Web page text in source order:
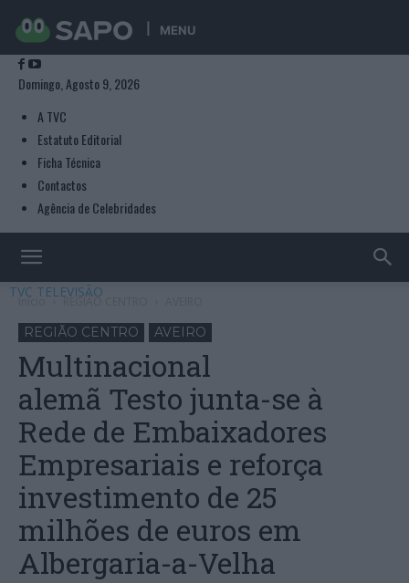
MENU
Domingo, Agosto 9, 2026
A TVC
Estatuto Editorial
Ficha Técnica
Contactos
Agência de Celebridades
TVC TELEVISÃO
Início REGIÃO CENTRO
REGIÃO CENTRO AVEIRO
Multinacional
alemã Testo junta-se à
Rede de Embaixadores
Empresariais e reforça
investimento de 25
milhões de euros em
Albergaria-a-Velha